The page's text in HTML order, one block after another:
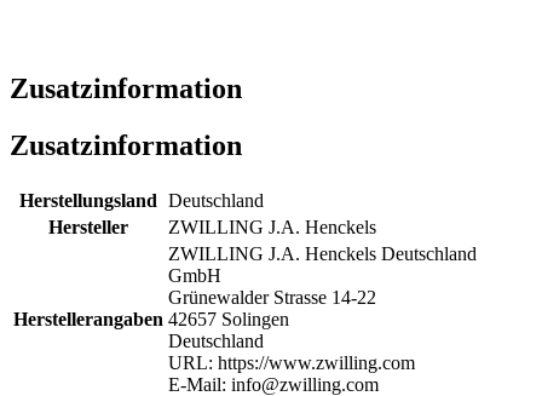
Zusatzinformation
Zusatzinformation
Herstellungsland Deutschland
Hersteller
ZWILLING J.A. Henckels
Herstellerangaben
ZWILLING J.A. Henckels Deutschland
GmbH
Grünewalder Strasse 14-22
42657 Solingen
Deutschland
URL: https://www.zwilling.com
E-Mail: info@zwilling.com